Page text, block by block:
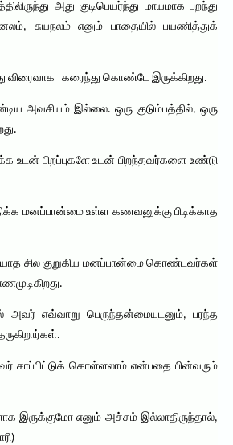
அது குடிபெயர்ந்து மாயமாக பறந்து
சுயநலம் எனும் பாதையில் பயணித்துக்
விரைவாக கரைந்து கொண்டே இருக்கிறது.
அவசியம் இல்லை. ஒரு குடும்பத்தில், ஒரு
பிறப்புகளே உடன் பிறந்தவர்களை உண்டு
மனப்பான்மை உள்ள கணவனுக்கு பிடிக்காத
சில குறுகிய மனப்பான்மை கொண்டவர்கள்
எவ்வாறு பெருந்தன்மையுடனும், பரந்த
சாப்பிட்டுக் கொள்ளலாம் என்பதை பின்வரும்
இருக்குமோ எனும் அச்சம் இல்லாதிருந்தால்,